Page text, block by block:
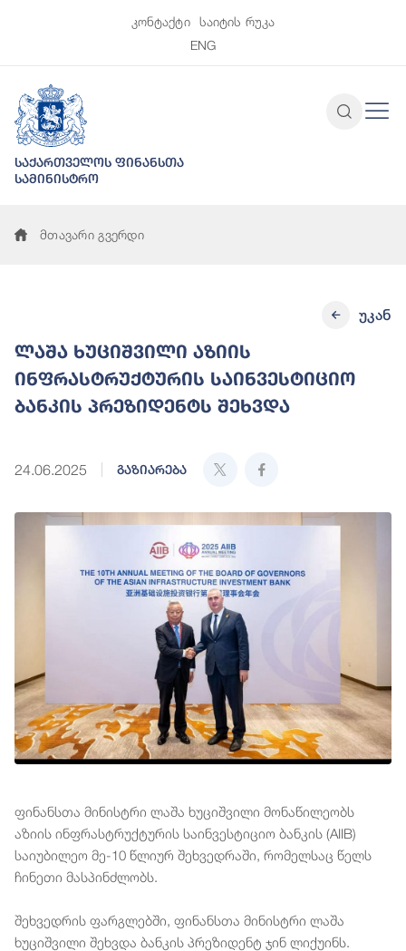
კონტაქტი
საიტის რუკა
ENG
საქართველოს ფინანსთა
სამინისტრო
მთავარი გვერდი
ლაშა ხუციშვილი აზიის
ინფრასტრუქტურის საინვესტიციო
ბანკის პრეზიდენტს შეხვდა
24.06.2025 გაზიარება
უკან
ფინანსთა მინისტრი ლაშა ხუციშვილი მონაწილეობს
აზიის ინფრასტრუქტურის საინვესტიციო ბანკის (AIIB)
საიუბილეო მე-10 წლიურ შეხვედრაში, რომელსაც წელს
ჩინეთი მასპინძლობს.
შეხვედრის ფარგლებში, ფინანსთა მინისტრი ლაშა
ხუციშვილი შეხვდა ბანკის პრეზიდენტ ჯინ ლიქუინს.